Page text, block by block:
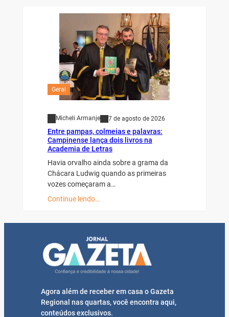
Geral
Micheli Armanje 7 de agosto de 2026
Entre pampas, colmeias e palavras:
Campinense lança dois livros na
Academia de Letras
Havia orvalho ainda sobre a grama da
Chácara Ludwig quando as primeiras
vozes começaram a…
Continue lendo…
Agora além de receber em casa o Gazeta
Regional nas quartas, você encontra aqui,
conteúdos exclusivos.